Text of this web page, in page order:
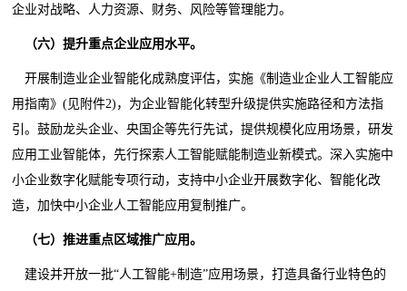
企业对战略、人力资源、财务、风险等管理能力。
（六）提升重点企业应用水平。
开展制造业企业智能化成熟度评估，实施《制造业企业人工智能应
用指南》(见附件2)，为企业智能化转型升级提供实施路径和方法指
引。鼓励龙头企业、央国企等先行先试，提供规模化应用场景，研发
应用工业智能体，先行探索人工智能赋能制造业新模式。深入实施中
小企业数字化赋能专项行动，支持中小企业开展数字化、智能化改
造，加快中小企业人工智能应用复制推广。
（七）推进重点区域推广应用。
建设并开放一批“人工智能+制造”应用场景，打造具备行业特色的